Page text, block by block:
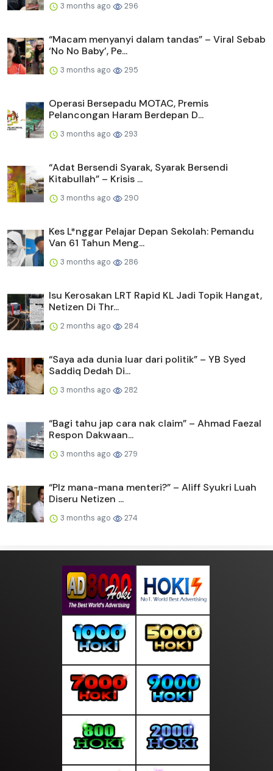
3 months ago 296
“Macam menyanyi dalam tandas” – Viral Sebab
‘No No Baby’, Pe...
3 months ago 295
Operasi Bersepadu MOTAC, Premis
Pelancongan Haram Berdepan D...
3 months ago 293
“Adat Bersendi Syarak, Syarak Bersendi
Kitabullah” – Krisis ...
3 months ago 290
Kes L*nggar Pelajar Depan Sekolah: Pemandu
Van 61 Tahun Meng...
3 months ago 286
Isu Kerosakan LRT Rapid KL Jadi Topik Hangat,
Netizen Di Thr...
2 months ago 284
“Saya ada dunia luar dari politik” – YB Syed
Saddiq Dedah Di...
3 months ago 282
“Bagi tahu jap cara nak claim” – Ahmad Faezal
Respon Dakwaan...
3 months ago 279
“Plz mana-mana menteri?” – Aliff Syukri Luah
Diseru Netizen ...
3 months ago 274